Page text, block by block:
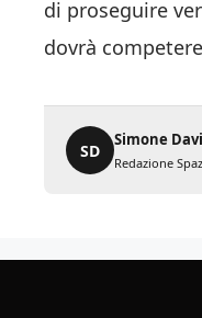
di proseguire
dovrà competere
SD
Simone
Redazione